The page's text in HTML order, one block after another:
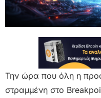
Την ώρα που όλη η
στραμμένη στο